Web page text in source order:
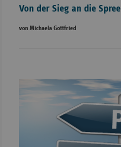
Von der Sieg an die Spree
von Michaela Gottfried